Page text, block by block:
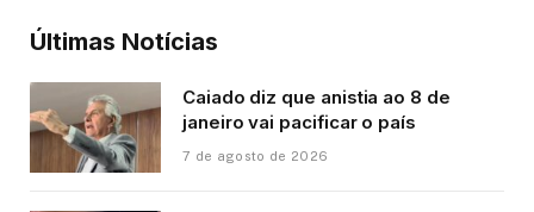
Últimas Notícias
Caiado diz que anistia ao 8 de
janeiro vai pacificar o país
7 de agosto de 2026